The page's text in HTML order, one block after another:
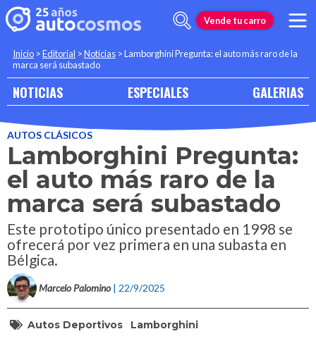
Vende tu carro
Inicio >Editorial >Noticias >Lamborghini Pregunta: el auto más raro de la
marca será subastado
NOTICIAS ESPECIALES GALERIAS
AUTOS CLÁSICOS
Lamborghini Pregunta:
el auto más raro de la
marca será subastado
Este prototipo único presentado en 1998 se
ofrecerá por vez primera en una subasta en
Bélgica.
Marcelo Palomino | 22/9/2025
Autos Deportivos Lamborghini